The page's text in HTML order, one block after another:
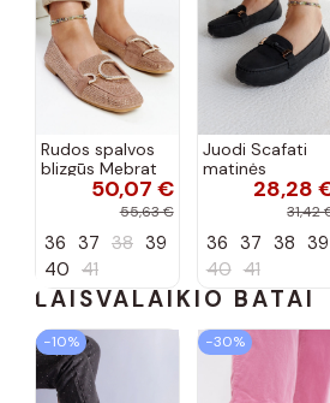
Rudos spalvos
blizgūs Mebrat
bateliai50,07 €
55,63 €
36 37 38 39
40 41
Juodi Scafati
matinės
apdailos28,28
31,42
36 37 38 39
40 41
LAISVALAIKIO BATAI
−10% −30%